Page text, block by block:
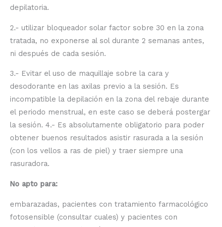
depilatoria.
2.- utilizar bloqueador solar factor sobre 30 en la zona
tratada, no exponerse al sol durante 2 semanas antes,
ni después de cada sesión.
3.- Evitar el uso de maquillaje sobre la cara y
desodorante en las axilas previo a la sesión. Es
incompatible la depilación en la zona del rebaje durante
el periodo menstrual, en este caso se deberá postergar
la sesión. 4.- Es absolutamente obligatorio para poder
obtener buenos resultados asistir rasurada a la sesión
(con los vellos a ras de piel) y traer siempre una
rasuradora.
No apto para:
embarazadas, pacientes con tratamiento farmacológico
fotosensible (consultar cuales) y pacientes con